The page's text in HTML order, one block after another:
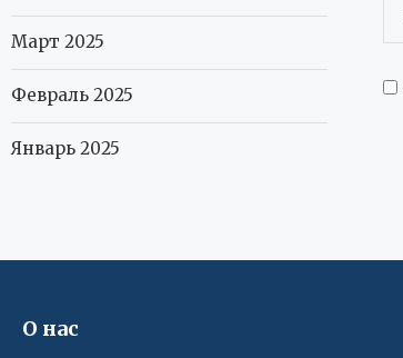
Март 2025
Февраль 2025
Январь 2025
О нас